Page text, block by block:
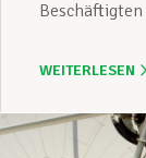
WEITERLESEN